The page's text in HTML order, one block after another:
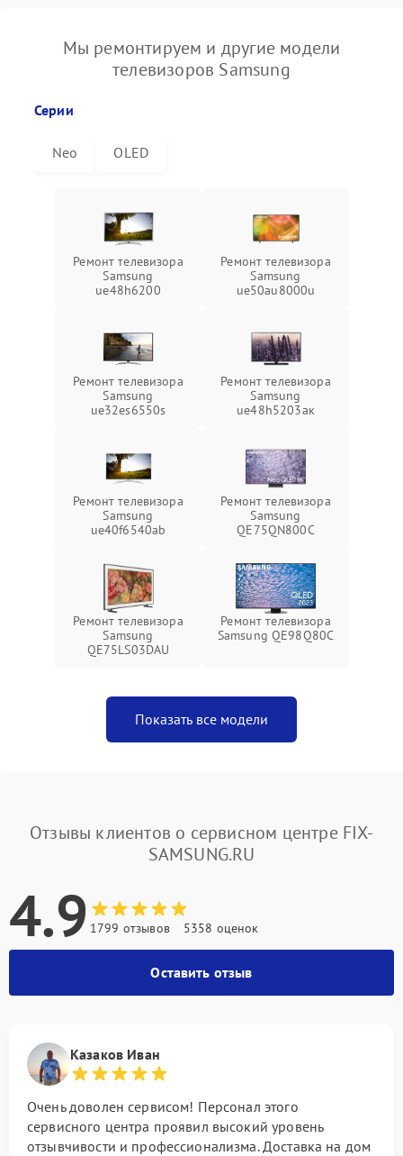
Мы ремонтируем и другие модели
телевизоров Samsung
Серии
Neo OLED
Ремонт телевизора
Samsung
ue48h6200
Ремонт телевизора
Samsung
ue50au8000u
Ремонт телевизора
Samsung
ue32es6550s
Ремонт телевизора
Samsung
ue48h5203aк
Ремонт телевизора
Samsung
ue40f6540ab
Ремонт телевизора
Samsung
QE75QN800C
Ремонт телевизора
Samsung
QE75LS03DAU
Ремонт телевизора
Samsung QE98Q80C
Показать все модели
Отзывы клиентов о сервисном центре FIX-
SAMSUNG.RU
4.9 1799 отзывов 5358 оценок
Оставить отзыв
Казаков Иван
Очень доволен сервисом! Персонал этого
сервисного центра проявил высокий уровень
отзывчивости и профессионализма. Доставка на дом